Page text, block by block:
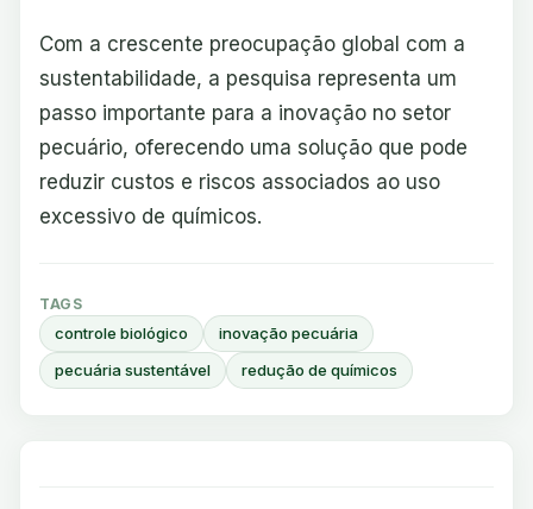
Com a crescente preocupação global com a
sustentabilidade, a pesquisa representa um
passo importante para a inovação no setor
pecuário, oferecendo uma solução que pode
reduzir custos e riscos associados ao uso
excessivo de químicos.
TAGS
controle biológico
inovação pecuária
pecuária sustentável
redução de químicos